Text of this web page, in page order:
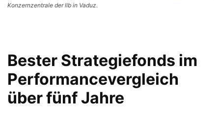
Konzernzentrale der llb in Vaduz.
Bester Strategiefonds im
Performancevergleich
über fünf Jahre